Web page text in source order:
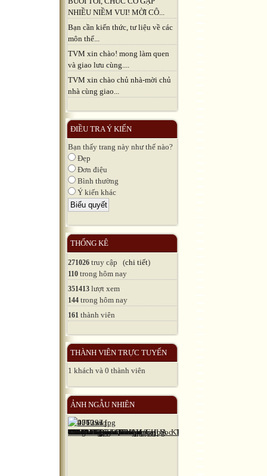
NHIỀU NIỀM VUI! MỜI CÔ...
Bạn cần kiến thức, tư liệu về các
môn thể...
TVM xin chào! mong làm quen
và giao lưu cùng....
TVM xin chào chủ nhà-mời chủ
nhà cùng giao...
ĐIỀU TRA Ý KIẾN
Bạn thấy trang này như thế nào?
Đẹp
Đơn điệu
Bình thường
Ý kiến khác
THỐNG KÊ
271026 truy cập (chi tiết)
110 trong hôm nay
351413 lượt xem
144 trong hôm nay
161 thành viên
THÀNH VIÊN TRỰC TUYẾN
1 khách và 0 thành viên
ẢNH NGẪU NHIÊN